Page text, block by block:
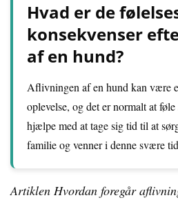
Hvad er de
konsekvenser
af en hund?
Aflivningen af en hund kan være
oplevelse, og det er normalt at
hjælpe med at tage sig tid til at
familie og venner i denne svære
Artiklen Hvordan foregår